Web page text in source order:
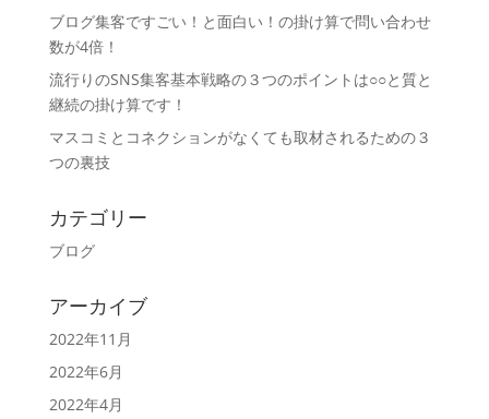
ブログ集客ですごい！と面白い！の掛け算で問い合わせ
数が4倍！
流行りのSNS集客基本戦略の３つのポイントは○○と質と
継続の掛け算です！
マスコミとコネクションがなくても取材されるための３
つの裏技
カテゴリー
ブログ
アーカイブ
2022年11月
2022年6月
2022年4月